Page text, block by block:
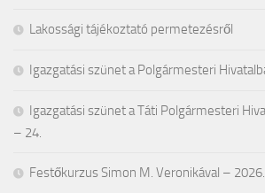
Lakossági tájékoztató permetezésről
Igazgatási szünet a Polgármesteri
Igazgatási szünet a Táti Polgármesteri
– 24.
Festőkurzus Simon M. Veronikával –